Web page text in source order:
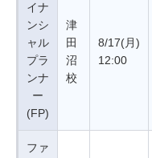
イナ
ンシ
ャル
プラ
ンナ
ー
(FP)
津
田
沼
校
8/17(月)
12:00
ファ